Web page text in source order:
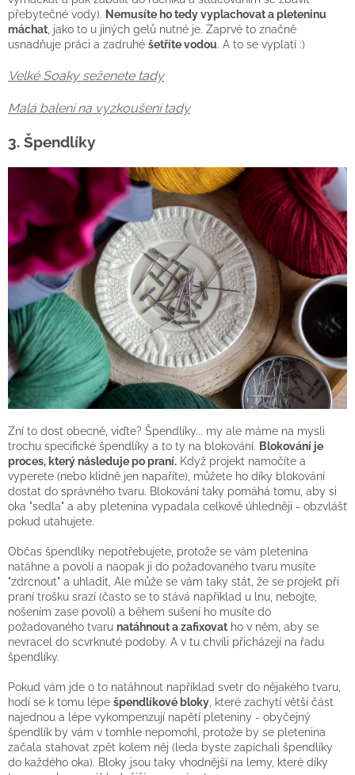
přebytečné vody). Nemusíte ho tedy vyplachovat a pleteninu
máchat , jako to u jiných gelů nutné je. Zaprvé to značně
usnadňuje práci a zadruhé šetříte vodou. A to se vyplatí :)
Velké Soaky seženete tady
Malá balení na vyzkoušení tady
3. Špendlíky
Zní to dost obecně, viďte? Špendlíky... my ale máme na mysli
trochu specifické špendlíky a to ty na blokování. Blokování je
proces, který následuje po praní. Když projekt namočíte a
vyperete (nebo klidně jen napaříte), můžete ho díky blokování
dostat do správného tvaru. Blokování taky pomáhá tomu, aby si
oka "sedla" a aby pletenina vypadala celkově úhledněji - obzvlášť
pokud utahujete.
Občas špendlíky nepotřebujete, protože se vám pletenina
natáhne a povolí a naopak ji do požadovaného tvaru musíte
"zdrcnout" a uhladit, Ale může se vám taky stát, že se projekt při
praní trošku srazí (často se to stává například u lnu, nebojte,
nošením zase povolí) a během sušení ho musíte do
požadovaného tvaru natáhnout a zafixovat ho v něm, aby se
nevracel do scvrknuté podoby. A v tu chvíli přicházejí na řadu
špendlíky.
Pokud vám jde o to natáhnout například svetr do nějakého tvaru,
hodí se k tomu lépe špendlíkové bloky, které zachytí větší část
najednou a lépe vykompenzují napětí pleteniny - obyčejný
špendlík by vám v tomhle nepomohl, protože by se pletenina
začala stahovat zpět kolem něj (leda byste zapíchali špendlíky
do každého oka). Bloky jsou taky vhodnější na lemy, které díky